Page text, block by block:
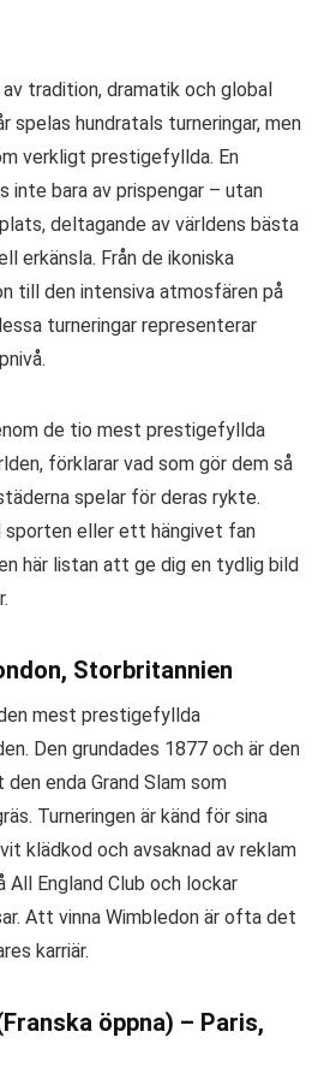
tradition, dramatik och global
spelas hundratals turneringar, men
verkligt prestigefyllda. En
inte bara av prispengar – utan
deltagande av världens bästa
erkänsla. Från de ikoniska
till den intensiva atmosfären på
turneringar representerar
de tio mest prestigefyllda
förklarar vad som gör dem så
spelar för deras rykte.
sporten eller ett hängivet fan
här listan att ge dig en tydlig bild
Storbritannien
mest prestigefyllda
Den grundades 1877 och är den
enda Grand Slam som
Turneringen är känd för sina
klädkod och avsaknad av reklam
All England Club och lockar
Att vinna Wimbledon är ofta det
karriär.
öppna) – Paris,